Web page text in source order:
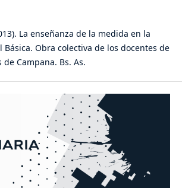
La enseñanza de la medida en la
Básica. Obra colectiva de los docentes de
de Campana. Bs. As.